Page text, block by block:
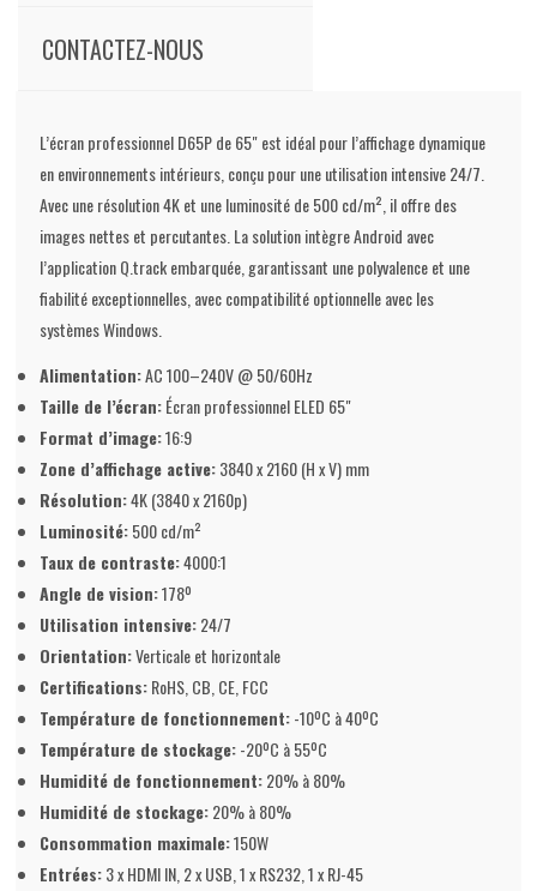
CONTACTEZ-NOUS
L’écran professionnel D65P de 65" est idéal pour l’affichage dynamique
en environnements intérieurs, conçu pour une utilisation intensive 24/7.
Avec une résolution 4K et une luminosité de 500 cd/m², il offre des
images nettes et percutantes. La solution intègre Android avec
l’application Q.track embarquée, garantissant une polyvalence et une
fiabilité exceptionnelles, avec compatibilité optionnelle avec les
systèmes Windows.
Alimentation:AC 100–240V @ 50/60Hz
Taille de l’écran:Écran professionnel ELED 65"
Format d’image:16:9
Zone d’affichage active:3840 x 2160 (H x V) mm
Résolution:4K (3840 x 2160p)
Luminosité:500 cd/m²
Taux de contraste:4000:1
Angle de vision:178º
Utilisation intensive:24/7
Orientation:Verticale et horizontale
Certifications:RoHS, CB, CE, FCC
Température de fonctionnement:-10ºC à 40ºC
Température de stockage:-20ºC à 55ºC
Humidité de fonctionnement:20% à 80%
Humidité de stockage:20% à 80%
Consommation maximale:150W
Entrées:3 x HDMI IN, 2 x USB, 1 x RS232, 1 x RJ-45